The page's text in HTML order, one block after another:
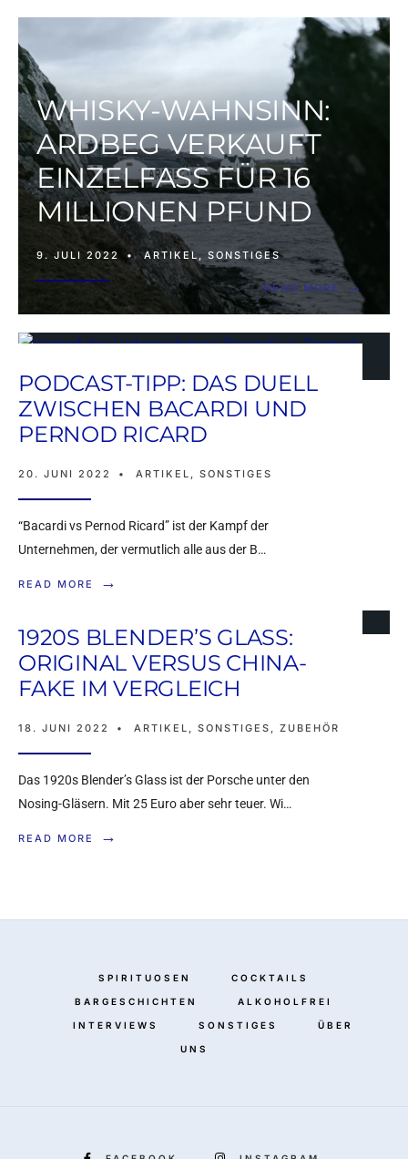
WHISKY-WAHNSINN:
ARDBEG VERKAUFT
EINZELFASS FÜR 16
MILLIONEN PFUND
9. JULI 2022 • ARTIKEL SONSTIGES
READ MORE →
PODCAST-TIPP: DAS DUELL
ZWISCHEN BACARDI UND
PERNOD RICARD
20. JUNI 2022 • ARTIKEL SONSTIGES
“Bacardi vs Pernod Ricard” ist der Kampf der
Unternehmen, der vermutlich alle aus der B…
READ MORE →
1920S BLENDER’S GLASS:
ORIGINAL VERSUS CHINA-
FAKE IM VERGLEICH
18. JUNI 2022 • ARTIKEL SONSTIGES ZUBEHÖR
Das 1920s Blender’s Glass ist der Porsche unter den
Nosing-Gläsern. Mit 25 Euro aber sehr teuer. Wi…
READ MORE →
SPIRITUOSEN COCKTAILS
BARGESCHICHTEN ALKOHOLFREI
INTERVIEWS SONSTIGES ÜBER
UNS